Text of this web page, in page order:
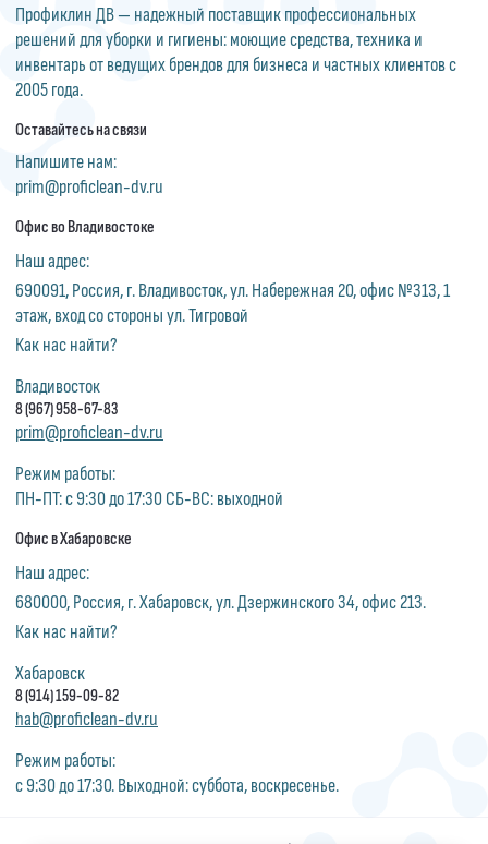
Профиклин ДВ — надежный поставщик профессиональных
решений для уборки и гигиены: моющие средства, техника и
инвентарь от ведущих брендов для бизнеса и частных клиентов с
2005 года.
Оставайтесь на связи
Напишите нам:
prim@proficlean-dv.ru
Офис во Владивостоке
Наш адрес:
690091, Россия, г. Владивосток, ул. Набережная 20, офис №313, 1
этаж, вход со стороны ул. Тигровой
Как нас найти?
Владивосток
8 (967) 958-67-83
prim@proficlean-dv.ru
Режим работы:
ПН-ПТ: с 9:30 до 17:30 СБ-ВС: выходной
Офис в Хабаровске
Наш адрес:
680000, Россия, г. Хабаровск, ул. Дзержинского 34, офис 213.
Как нас найти?
Хабаровск
8 (914) 159-09-82
hab@proficlean-dv.ru
Режим работы:
с 9:30 до 17:30. Выходной: суббота, воскресенье.